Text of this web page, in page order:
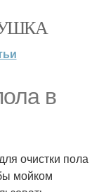
в
очистки пола
мойком